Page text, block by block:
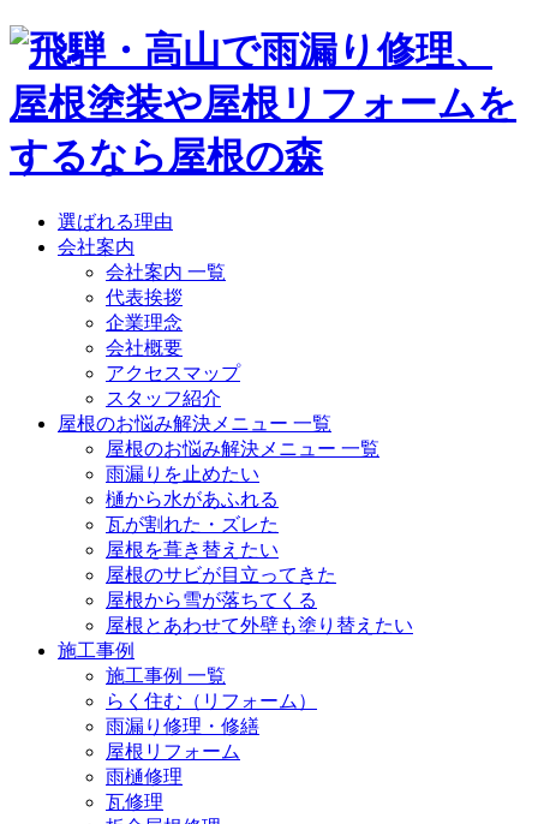
選ばれる理由
会社案内
会社案内 一覧
代表挨拶
企業理念
会社概要
アクセスマップ
スタッフ紹介
屋根のお悩み解決メニュー 一覧
屋根のお悩み解決メニュー 一覧
雨漏りを止めたい
樋から水があふれる
瓦が割れた・ズレた
屋根を葺き替えたい
屋根のサビが目立ってきた
屋根から雪が落ちてくる
屋根とあわせて外壁も塗り替えたい
施工事例
施工事例 一覧
らく住む（リフォーム）
雨漏り修理・修繕
屋根リフォーム
雨樋修理
瓦修理